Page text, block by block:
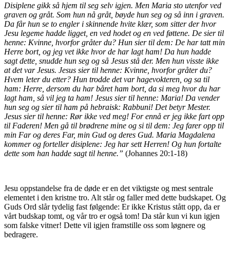
Disiplene gikk så hjem til seg selv igjen. Men Maria sto utenfor ved
graven og gråt. Som hun nå gråt, bøyde hun seg og så inn i graven.
Da får hun se to engler i skinnende hvite klær, som sitter der hvor
Jesu legeme hadde ligget, en ved hodet og en ved føttene. De sier til
henne: Kvinne, hvorfor gråter du? Hun sier til dem: De har tatt min
Herre bort, og jeg vet ikke hvor de har lagt ham! Da hun hadde
sagt dette, snudde hun seg og så Jesus stå der. Men hun visste ikke
at det var Jesus. Jesus sier til henne: Kvinne, hvorfor gråter du?
Hvem leter du etter? Hun trodde det var hagevokteren, og sa til
ham: Herre, dersom du har båret ham bort, da si meg hvor du har
lagt ham, så vil jeg ta ham! Jesus sier til henne: Maria! Da vender
hun seg og sier til ham på hebraisk: Rabbuni! Det betyr Mester.
Jesus sier til henne: Rør ikke ved meg! For ennå er jeg ikke fart opp
til Faderen! Men gå til brødrene mine og si til dem: Jeg farer opp til
min Far og deres Far, min Gud og deres Gud. Maria Magdalena
kommer og forteller disiplene: Jeg har sett Herren! Og hun fortalte
dette som han hadde sagt til henne.” (Johannes 20:1-18)
Jesu oppstandelse fra de døde er en det viktigste og mest sentrale
elementet i den kristne tro. Alt står og faller med dette budskapet. Og
Guds Ord slår tydelig fast følgende: Er ikke Kristus stått opp, da er
vårt budskap tomt, og vår tro er også tom! Da står kun vi kun igjen
som falske vitner! Dette vil igjen framstille oss som løgnere og
bedragere.